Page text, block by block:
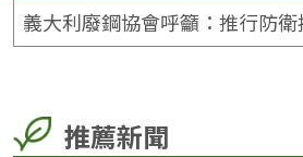
推薦新聞